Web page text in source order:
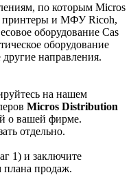
по которым Micros
принтеры и МФУ Ricoh,
оборудование Cas
оборудование
направления.
на нашем
Micros Distribution
о вашей фирме.
отдельно.
1) и заключите
плана продаж.